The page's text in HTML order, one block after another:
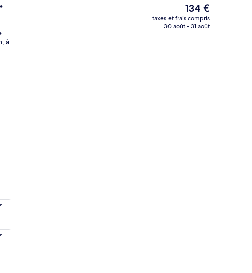
déjeuner buffet servi tous les jours en supplément
à
Le
prix
actuel
134 €
taxes et frais compris
30 août - 31 août